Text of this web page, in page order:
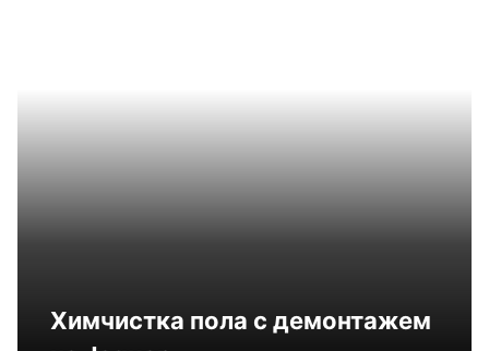
Химчистка пола с демонтажем